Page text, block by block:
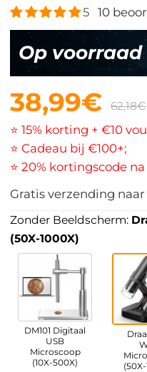
5 10
Op voorraad
38,99€ 62,18€
⭐ 15% korting + €10
⭐ Cadeau bij €100+;
⭐ 20% kortingscode
Gratis verzending
Zonder Beeldscherm:
(50X-1000X)
DM101 Digitaal
USB
Microscoop
(10X-500X)